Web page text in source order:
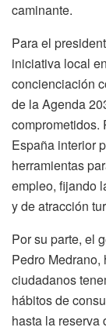
caminante.
Para el
iniciativa local
concienciación
de la Agenda
comprometidos.
España interior
herramientas
empleo, fijando
y de atracción
Por su parte, el
Pedro Medrano,
ciudadanos
hábitos de
hasta la reserva